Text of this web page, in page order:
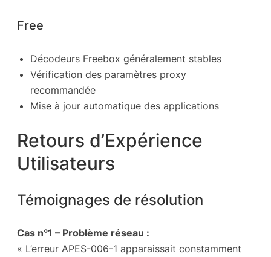
Free
Décodeurs Freebox généralement stables
Vérification des paramètres proxy
recommandée
Mise à jour automatique des applications
Retours d’Expérience
Utilisateurs
Témoignages de résolution
Cas n°1 – Problème réseau :
« L’erreur APES-006-1 apparaissait constamment